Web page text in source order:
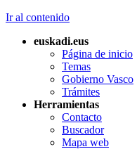
Ir al contenido
euskadi.eus
Página de inicio
Temas
Gobierno Vasco
Trámites
Herramientas
Contacto
Buscador
Mapa web